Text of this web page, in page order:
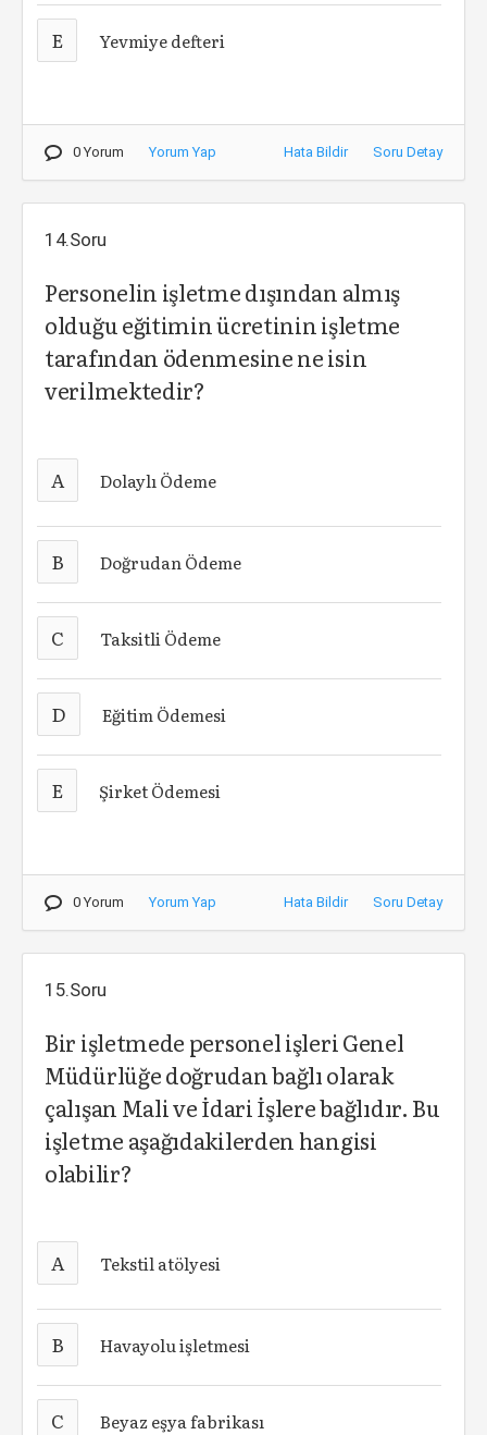
E Yevmiye defteri
0 Yorum Yorum Yap Hata Bildir Soru Detay
14.Soru
Personelin işletme dışından almış
olduğu eğitimin ücretinin işletme
tarafından ödenmesine ne isin
verilmektedir?
A Dolaylı Ödeme
B Doğrudan Ödeme
C Taksitli Ödeme
D Eğitim Ödemesi
E Şirket Ödemesi
0 Yorum Yorum Yap Hata Bildir Soru Detay
15.Soru
Bir işletmede personel işleri Genel
Müdürlüğe doğrudan bağlı olarak
çalışan Mali ve İdari İşlere bağlıdır. Bu
işletme aşağıdakilerden hangisi
olabilir?
A Tekstil atölyesi
B Havayolu işletmesi
C Beyaz eşya fabrikası